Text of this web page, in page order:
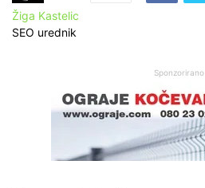
Žiga Kastelic
SEO urednik
Sponzorirano